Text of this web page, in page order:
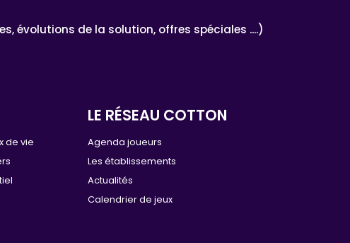
évolutions de la solution, offres spéciales ....)
de vie
LE RÉSEAU COTTON
Agenda joueurs
Les établissements
Actualités
Calendrier de jeux